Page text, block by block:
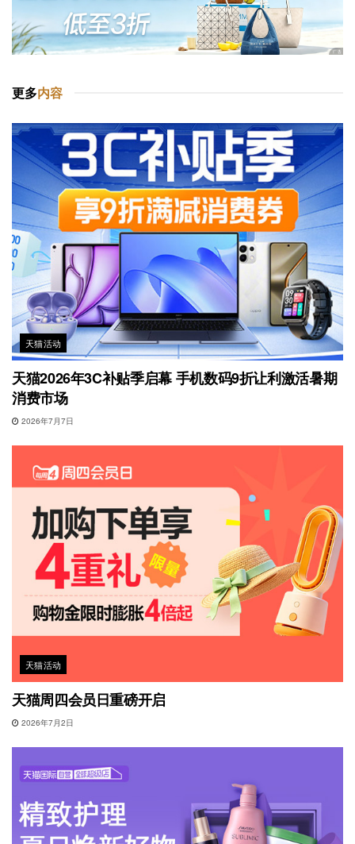
更多内容
天猫活动
天猫2026年3C补贴季启幕 手机数码9折让利激活暑期
消费市场
2026年7月7日
天猫活动
天猫周四会员日重磅开启
2026年7月2日